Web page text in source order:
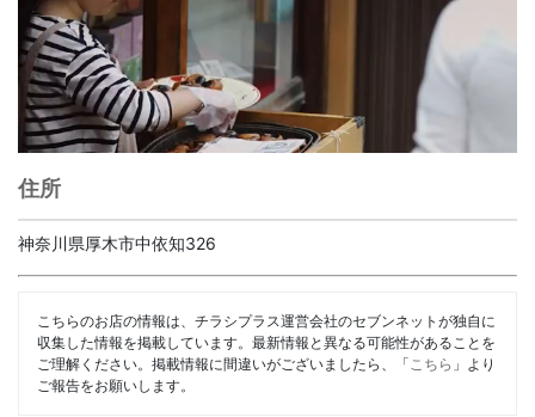
住所
神奈川県厚木市中依知326
こちらのお店の情報は、チラシプラス運営会社のセブンネットが独自に
収集した情報を掲載しています。最新情報と異なる可能性があることを
ご理解ください。掲載情報に間違いがございましたら、「 こちら 」より
ご報告をお願いします。